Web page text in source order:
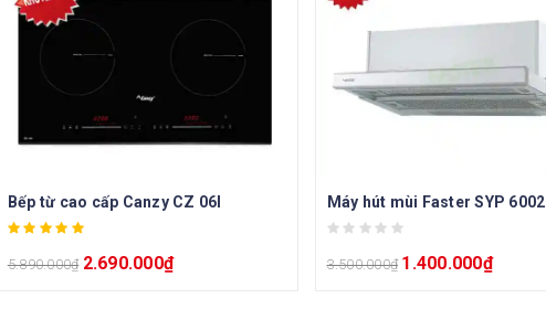
Bếp từ cao cấp Canzy CZ 06I
5.890.000₫ 2.690.000₫
Máy hút mùi Faster SYP 6002
3.500.000₫ 1.400.000₫